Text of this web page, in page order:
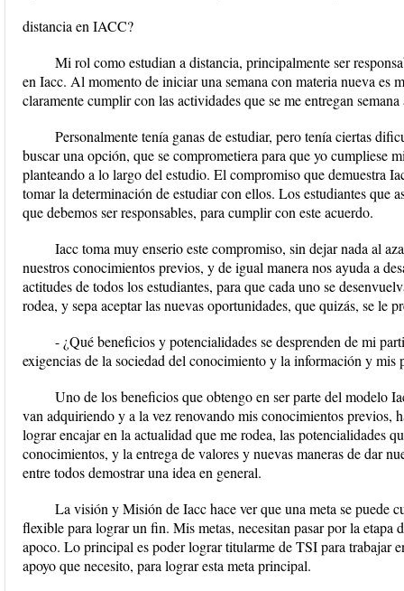
distancia en IACC?
Mi rol como estudian a distancia, principalmente ser
en Iacc. Al momento de iniciar una semana con materia nueva es
claramente cumplir con las actividades que se me entregan semana
Personalmente tenía ganas de estudiar, pero tenía ciertas
buscar una opción, que se comprometiera para que yo cumpliese
planteando a lo largo del estudio. El compromiso que demuestra
tomar la determinación de estudiar con ellos. Los estudiantes que
que debemos ser responsables, para cumplir con este acuerdo.
Iacc toma muy enserio este compromiso, sin dejar nada al
nuestros conocimientos previos, y de igual manera nos ayuda a
actitudes de todos los estudiantes, para que cada uno se
rodea, y sepa aceptar las nuevas oportunidades, que quizás, se le
- ¿Qué beneficios y potencialidades se desprenden de mi
exigencias de la sociedad del conocimiento y la información y mis
Uno de los beneficios que obtengo en ser parte del modelo
van adquiriendo y a la vez renovando mis conocimientos previos,
lograr encajar en la actualidad que me rodea, las potencialidades
conocimientos, y la entrega de valores y nuevas maneras de dar
entre todos demostrar una idea en general.
La visión y Misión de Iacc hace ver que una meta se puede
flexible para lograr un fin. Mis metas, necesitan pasar por la etapa
apoco. Lo principal es poder lograr titularme de TSI para trabajar
apoyo que necesito, para lograr esta meta principal.